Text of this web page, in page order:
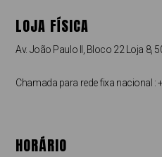
LOJA FÍSICA
Av. João Paulo II, Bloco 22 Loja 8,
Chamada para rede fixa nacional :
HORÁRIO